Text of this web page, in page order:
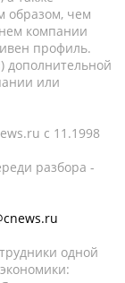
образом, чем
компании
профиль.
дополнительной
или
c 11.1998
разбора -
одной